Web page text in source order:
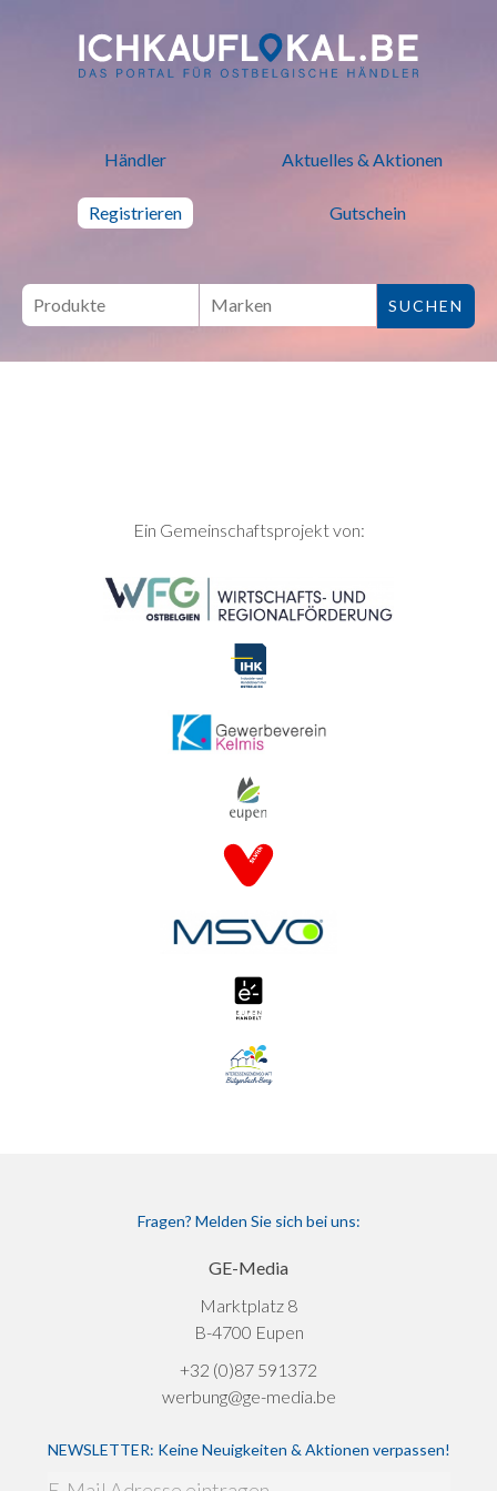
ich kauf lokal - Bei lokalen
Händler Aktuelles & Aktionen
Registrieren Gutschein
SEITENFUSSEin Gemeinschaftsprojekt von:
Fragen? Melden Sie sich bei uns:
GE-Media
Marktplatz 8
B-4700 Eupen
+32 (0)87 591372
werbung@ge-media.be
NEWSLETTER: Keine Neuigkeiten & Aktionen verpassen!